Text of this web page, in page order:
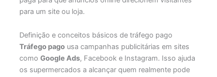
para um site ou loja.
Definição e conceitos básicos de tráfego pago
Tráfego pago usa campanhas publicitárias em sites
como Google Ads, Facebook e Instagram. Isso ajuda
os supermercados a alcançar quem realmente pode